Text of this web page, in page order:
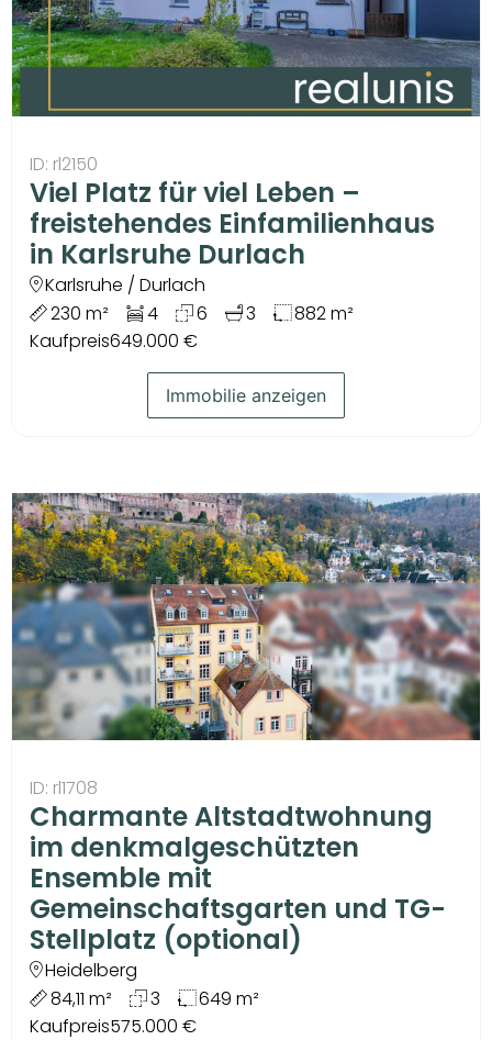
ID: rl2150
Viel Platz für viel Leben –
freistehendes Einfamilienhaus
in Karlsruhe Durlach
Karlsruhe / Durlach
230 m²
4 6 3
882 m²
Kaufpreis649.000 €
Immobilie anzeigen
ID: rl1708
Charmante Altstadtwohnung
im denkmalgeschützten
Ensemble mit
Gemeinschaftsgarten und TG-
Stellplatz (optional)
Heidelberg
84,11 m²
3
649 m²
Kaufpreis575.000 €